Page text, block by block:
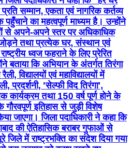
सम्मान, एकता एवं नागरिक कर्तव्य
का महत्वपूर्ण माध्यम है। उन्होंने
से अपने-अपने स्तर पर अधिकाधिक
तथा प्रत्येक घर, संस्थान एवं
ध्वज फहराने के लिए प्रेरित
बताया कि अभियान के अंतर्गत तिरंगा
विद्यालयों एवं महाविद्यालयों में
प्रदर्शनी, 'सेल्फी विद तिरंगा',
कार्यक्रम तथा 150 वर्ष पूर्ण होने के
इतिहास से जुड़ी विशेष
जाएगा। जिला पदाधिकारी ने कहा कि
की ऐतिहासिक बराबर गुफाओं से
जिले में राष्ट्रभक्ति का संदेश दिया गया